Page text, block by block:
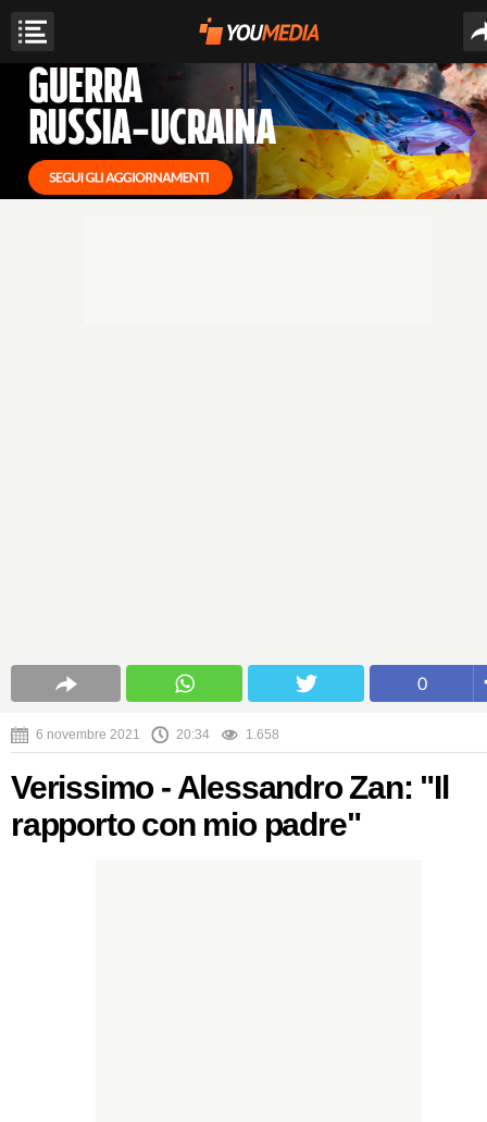
0
6 novembre 2021 20:34 1.658
Verissimo - Alessandro Zan: "Il
rapporto con mio padre"